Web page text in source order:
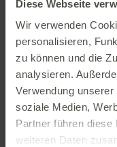
Diese Webseite
Wir verwenden
personalisieren,
zu können und die
analysieren.
Verwendung
soziale Medien,
Partner führen
weiteren Daten
Doppelbett quer